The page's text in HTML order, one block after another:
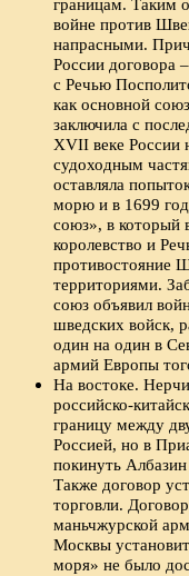
войне против
напрасными.
России договора
с Речью
как основной
заключила с
XVII веке России
судоходным
оставляла
морю и в 1699
союз», в который
королевство и
противостояние
территориями.
союз объявил
шведских войск,
один на один в
армий Европы
На востоке.
российско-
границу между
Россией, но в
покинуть
Также договор
торговли.
маньчжурской
Москвы
моря» не было